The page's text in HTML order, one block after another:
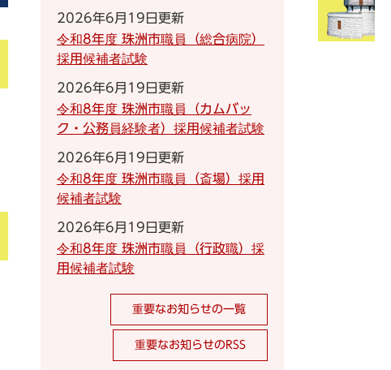
2026年6月19日更新
令和8年度 珠洲市職員（総合病院）
採用候補者試験
2026年6月19日更新
令和8年度 珠洲市職員（カムバッ
ク・公務員経験者）採用候補者試験
2026年6月19日更新
令和8年度 珠洲市職員（斎場）採用
候補者試験
2026年6月19日更新
令和8年度 珠洲市職員（行政職）採
用候補者試験
重要なお知らせの一覧
重要なお知らせのRSS